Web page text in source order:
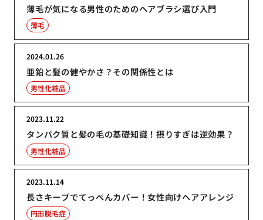
薄毛が気になる男性のためのヘアブラシ選び入門
薄毛
亜鉛と髪の健やかさ？その関係性とは
2024.01.26
男性化粧品
タンパク質と髪の毛の基礎知識！摂りすぎは逆効果？
2023.11.22
男性化粧品
長さキープでてっぺんカバー！女性向けヘアアレンジ
2023.11.14
円形脱毛症